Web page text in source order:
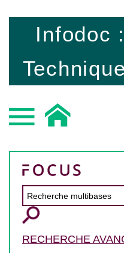
Infodoc
RECHERCHE